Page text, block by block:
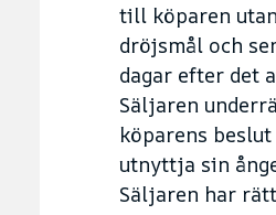
till köparen
dröjsmål och
dagar efter det
Säljaren
köparens
utnyttja sin
Säljaren har